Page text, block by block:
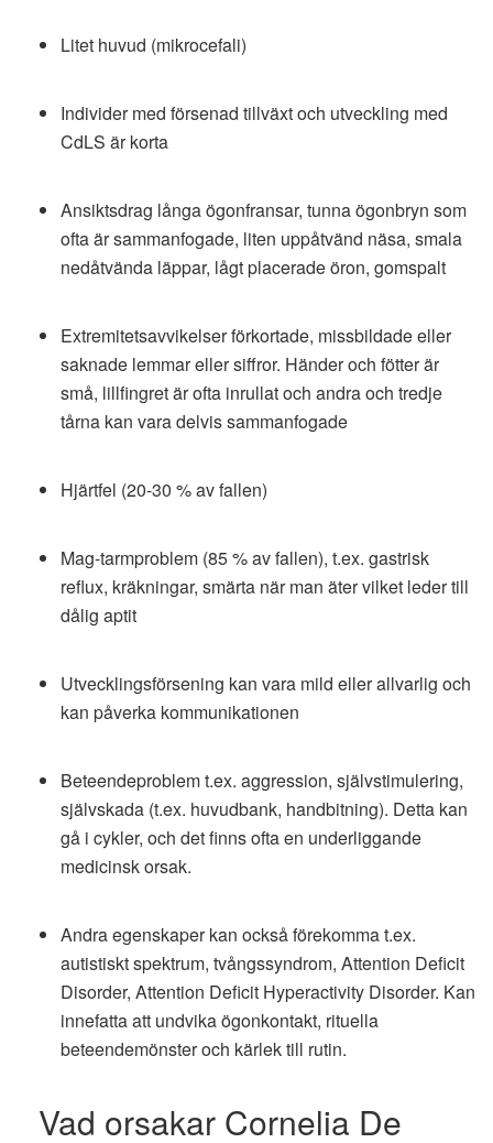
Litet huvud (mikrocefali)
Individer med försenad tillväxt och utveckling med
CdLS är korta
Ansiktsdrag långa ögonfransar, tunna ögonbryn som
ofta är sammanfogade, liten uppåtvänd näsa, smala
nedåtvända läppar, lågt placerade öron, gomspalt
Extremitetsavvikelser förkortade, missbildade eller
saknade lemmar eller siffror. Händer och fötter är
små, lillfingret är ofta inrullat och andra och tredje
tårna kan vara delvis sammanfogade
Hjärtfel (20-30 % av fallen)
Mag-tarmproblem (85 % av fallen), t.ex. gastrisk
reflux, kräkningar, smärta när man äter vilket leder till
dålig aptit
Utvecklingsförsening kan vara mild eller allvarlig och
kan påverka kommunikationen
Beteendeproblem t.ex. aggression, självstimulering,
självskada (t.ex. huvudbank, handbitning). Detta kan
gå i cykler, och det finns ofta en underliggande
medicinsk orsak.
Andra egenskaper kan också förekomma t.ex.
autistiskt spektrum, tvångssyndrom, Attention Deficit
Disorder, Attention Deficit Hyperactivity Disorder. Kan
innefatta att undvika ögonkontakt, rituella
beteendemönster och kärlek till rutin.
Vad orsakar Cornelia De